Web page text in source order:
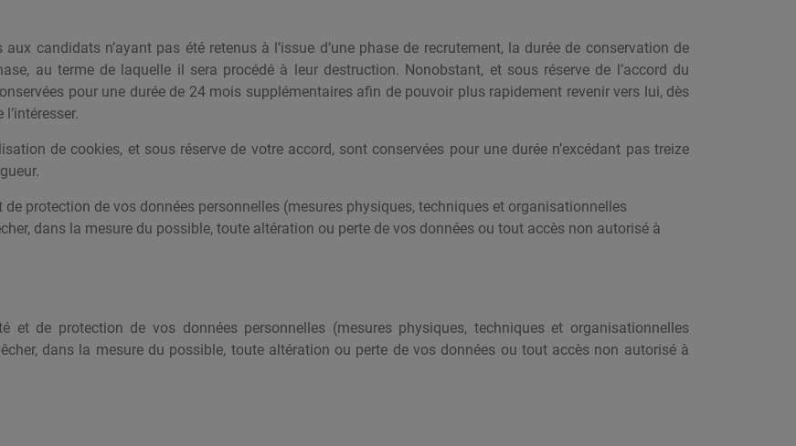
candidats n’ayant pas été retenus à l’issue d’une phase de recrutement, la durée de conservation de
au terme de laquelle il sera procédé à leur destruction. Nonobstant, et sous réserve de l’accord du
pour une durée de 24 mois supplémentaires afin de pouvoir plus rapidement revenir vers lui, dès
de cookies, et sous réserve de votre accord, sont conservées pour une durée n’excédant pas treize
protection de vos données personnelles (mesures physiques, techniques et organisationnelles
dans la mesure du possible, toute altération ou perte de vos données ou tout accès non autorisé à
de protection de vos données personnelles (mesures physiques, techniques et organisationnelles
dans la mesure du possible, toute altération ou perte de vos données ou tout accès non autorisé à